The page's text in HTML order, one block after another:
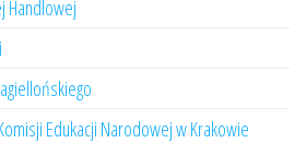
Handlowej
Edukacji Narodowej w Krakowie